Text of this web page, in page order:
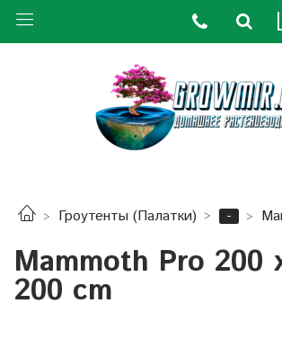
Гроутенты (Палатки) -
Mammoth Pro 200
200 cm